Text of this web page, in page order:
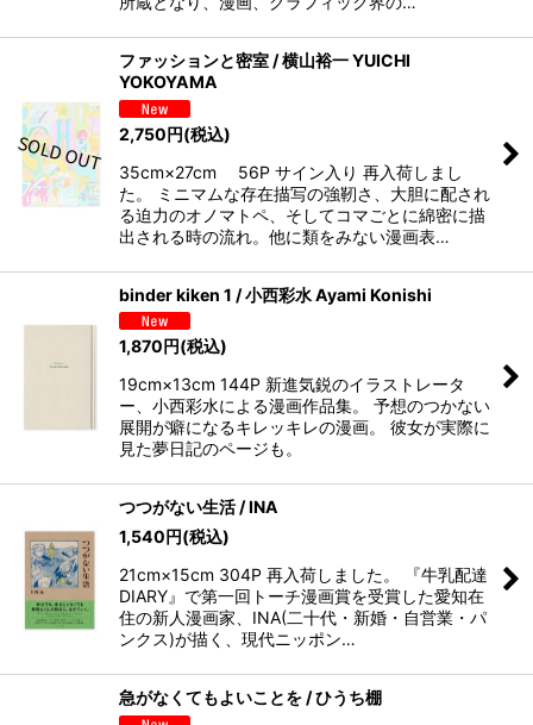
ファッションと密室 / 横山裕一 YUICHI
YOKOYAMA
2,750円(税込)
35cm×27cm 56P サイン入り 再入荷しまし
た。 ミニマムな存在描写の強靭さ、大胆に配され
る迫力のオノマトペ、そしてコマごとに綿密に描
出される時の流れ。他に類をみない漫画表…
binder kiken 1 / 小西彩水 Ayami Konishi
1,870円(税込)
19cm×13cm 144P 新進気鋭のイラストレータ
ー、小西彩水による漫画作品集。 予想のつかない
展開が癖になるキレッキレの漫画。 彼女が実際に
見た夢日記のページも。
つつがない生活 / INA
1,540円(税込)
21cm×15cm 304P 再入荷しました。 『牛乳配達
DIARY』で第一回トーチ漫画賞を受賞した愛知在
住の新人漫画家、INA(二十代・新婚・自営業・パ
ンクス)が描く、現代ニッポン…
急がなくてもよいことを / ひうち棚